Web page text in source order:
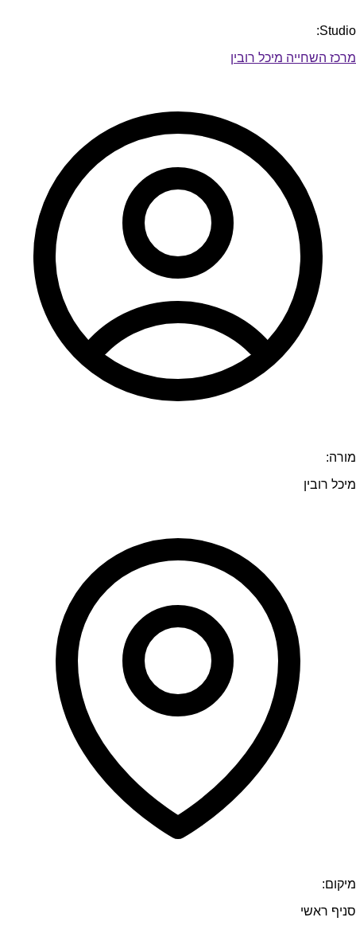
Studio:
מרכז השחייה מיכל רובין
מורה:
מיכל רובין
מיקום:
סניף ראשי